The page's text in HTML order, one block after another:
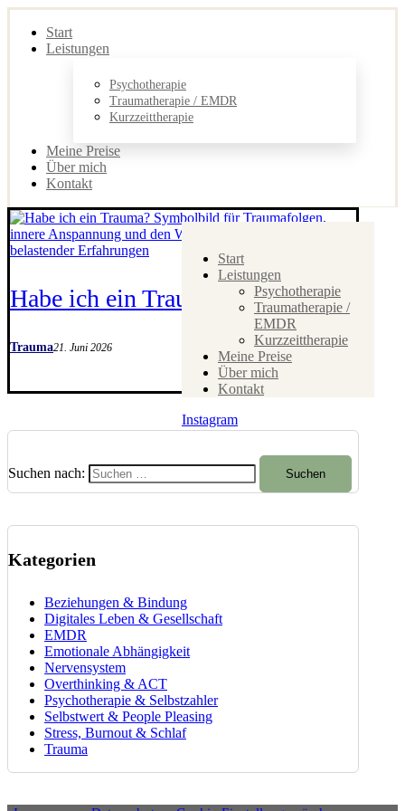
Start
Leistungen
Psychotherapie
Traumatherapie / EMDR
Kurzzeittherapie
Meine Preise
Über mich
Kontakt
Start
Leistungen
Psychotherapie
Traumatherapie /
EMDR
Kurzzeittherapie
Meine Preise
Über mich
Kontakt
Instagram
Habe ich ein Trauma?
Trauma21. Juni 2026
Suchen nach:
Kategorien
Beziehungen & Bindung
Digitales Leben & Gesellschaft
EMDR
Emotionale Abhängigkeit
Nervensystem
Overthinking & ACT
Psychotherapie & Selbstzahler
Selbstwert & People Pleasing
Stress, Burnout & Schlaf
Trauma